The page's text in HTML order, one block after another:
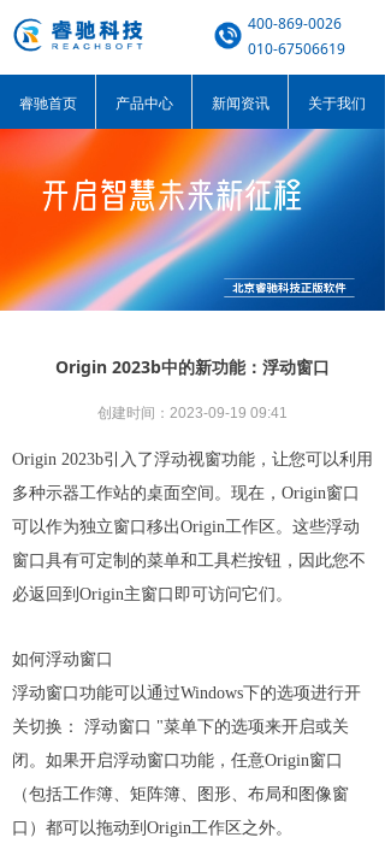
400-869-0026
010-67506619
睿驰首页 产品中心 新闻资讯 关于我们
Origin 2023b中的新功能：浮动窗口
Origin 2023b引入了浮动视窗功能，让您可以利用
多种示器工作站的桌面空间。现在，Origin窗口
可以作为独立窗口移出Origin工作区。这些浮动
窗口具有可定制的菜单和工具栏按钮，因此您不
必返回到Origin主窗口即可访问它们。
如何浮动窗口
浮动窗口功能可以通过Windows下的选项进行开
关切换： 浮动窗口 "菜单下的选项来开启或关
闭。如果开启浮动窗口功能，任意Origin窗口
（包括工作簿、矩阵簿、图形、布局和图像窗
口）都可以拖动到Origin工作区之外。
创建时间： 2023-09-19 09:41